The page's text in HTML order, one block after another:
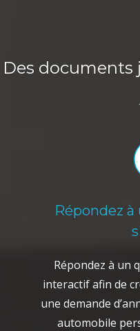
Des
Répondez
Répondez à un
interactif afin de
une demande
automobile